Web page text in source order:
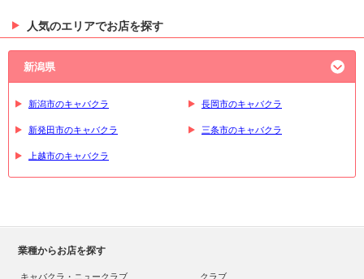
人気のエリアでお店を探す
新潟県
新潟市のキャバクラ 長岡市のキャバクラ
新発田市のキャバクラ 三条市のキャバクラ
上越市のキャバクラ
業種からお店を探す
キャバクラ・ニュークラブ
クラブ